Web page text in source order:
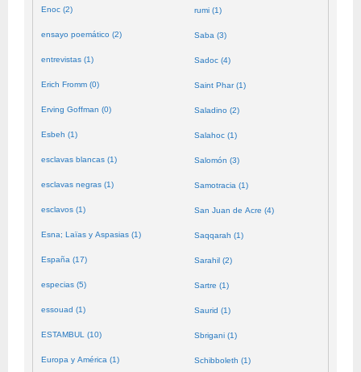
Enoc (2)
ensayo poemático (2)
entrevistas (1)
Erich Fromm (0)
Erving Goffman (0)
Esbeh (1)
esclavas blancas (1)
esclavas negras (1)
esclavos (1)
Esna; Laïas y Aspasias (1)
España (17)
especias (5)
essouad (1)
ESTAMBUL (10)
Europa y América (1)
rumi (1)
Saba (3)
Sadoc (4)
Saint Phar (1)
Saladino (2)
Salahoc (1)
Salomón (3)
Samotracia (1)
San Juan de Acre (4)
Saqqarah (1)
Sarahil (2)
Sartre (1)
Saurid (1)
Sbrigani (1)
Schibboleth (1)